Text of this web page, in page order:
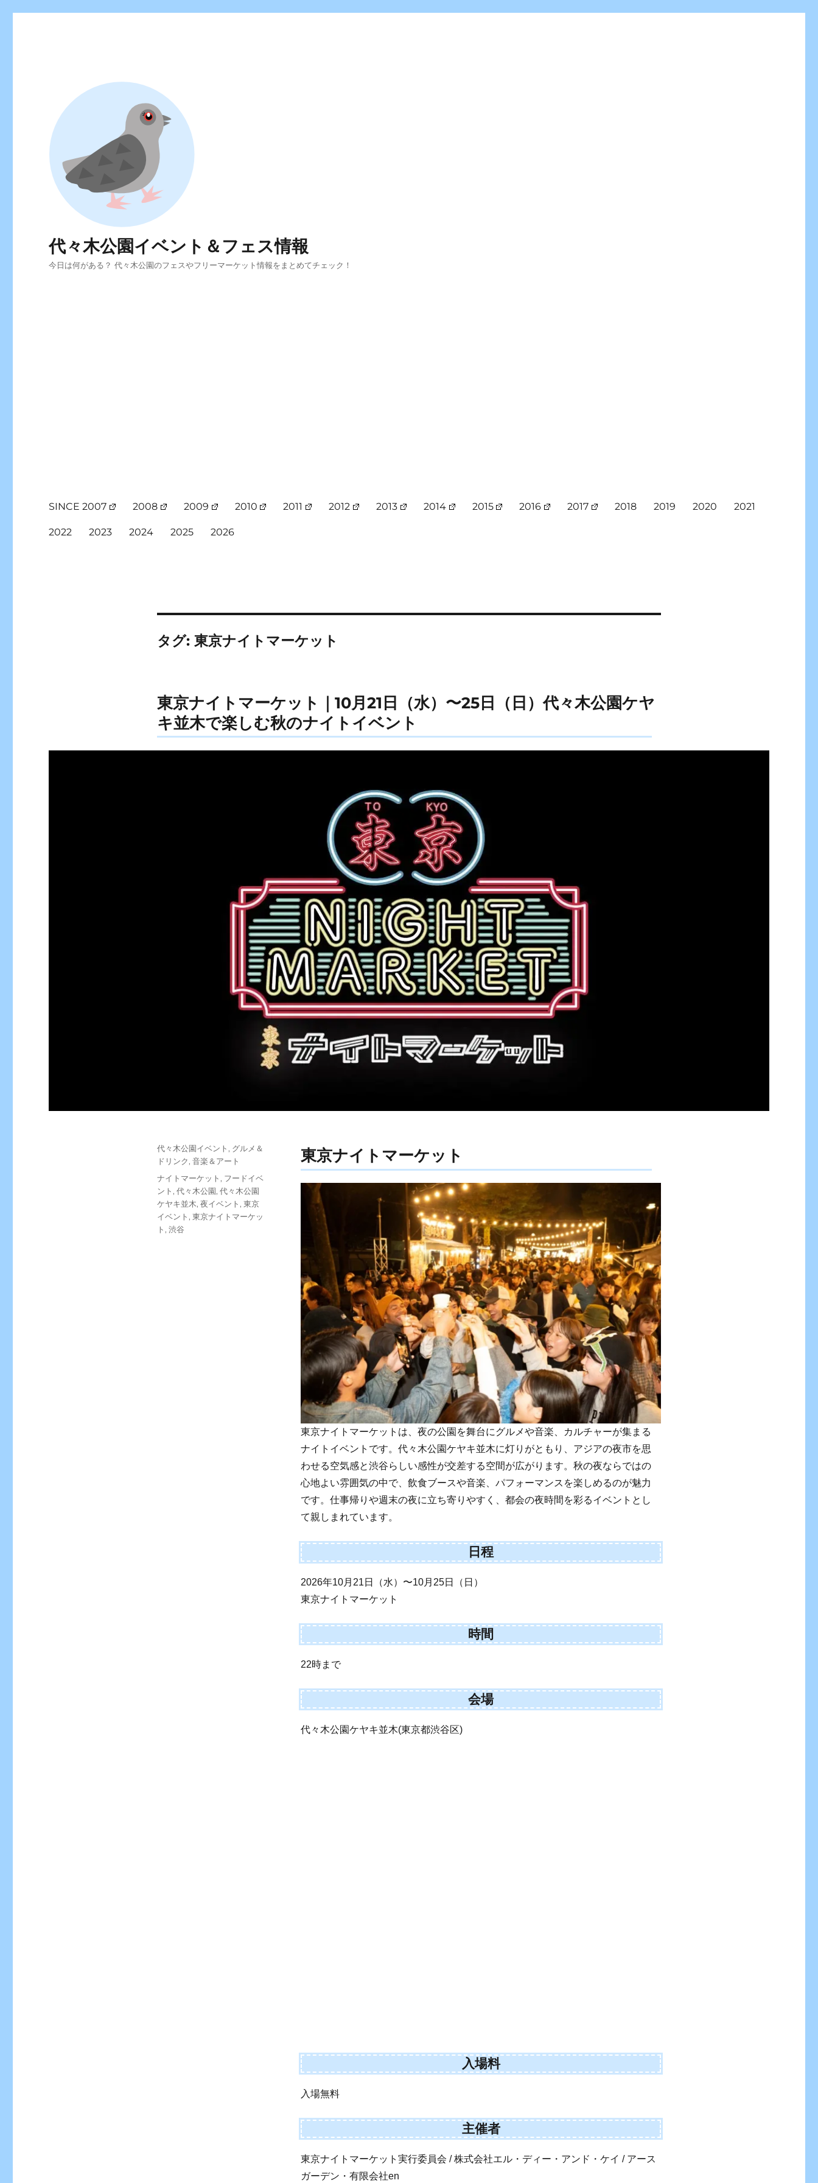
代々木公園イベント＆フェス情報
今日は何がある？ 代々木公園のフェスやフリーマーケット情報をまとめてチェック！
SINCE 2007 2008 2009 2010 2011 2012 2013 2014 2015 2016 2017 2018 2019 2020 2021
2022 2023 2024 2025 2026
タグ: 東京ナイトマーケット
東京ナイトマーケット｜10月21日（水）〜25日（日）代々木公園ケヤ
キ並木で楽しむ秋のナイトイベント
東京ナイトマーケット
東京ナイトマーケットは、夜の公園を舞台にグルメや音楽、カルチャーが集まる
ナイトイベントです。代々木公園ケヤキ並木に灯りがともり、アジアの夜市を思
わせる空気感と渋谷らしい感性が交差する空間が広がります。秋の夜ならではの
心地よい雰囲気の中で、飲食ブースや音楽、パフォーマンスを楽しめるのが魅力
です。仕事帰りや週末の夜に立ち寄りやすく、都会の夜時間を彩るイベントとし
て親しまれています。
日程
2026年10月21日（水）〜10月25日（日）
東京ナイトマーケット
時間
22時まで
会場
代々木公園ケヤキ並木(東京都渋谷区)
入場料
入場無料
主催者
東京ナイトマーケット実行委員会 / 株式会社エル・ディー・アンド・ケイ / アース
ガーデン・有限会社en
投
稿
カ
テ
ゴ
代々木公園イベント , グルメ＆
ドリンク, 音楽＆アート
タ
グ
ナイトマーケット , フードイベ
ント , 代々木公園, 代々木公園
ケヤキ並木, 夜イベント , 東京
イベント , 東京ナイトマーケッ
ト , 渋谷